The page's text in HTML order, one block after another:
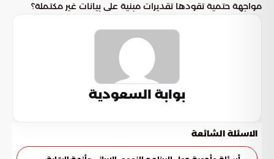
مواجهة حتمية تقودها تقديرات مبنية على بيانات غير مكتملة؟
بوابة السعودية
الاسئلة الشائعة